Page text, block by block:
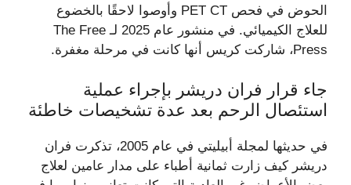
الحوض في فحص PET CT وأوصوا لاحقًا بالخضوع
للعلاج الكيميائي. في منشور عام 2025 لـ The Free
Press، شاركت كريس أنها كانت في مرحلة مغفرة.
جاء قرار فران دريشر بإجراء عملية
استئصال الرحم بعد عدة تشخيصات خاطئة
في حديثها لمجلة أبيليتي في عام 2005، تذكرت فران
دريشر كيف زارت ثمانية أطباء على مدار عامين لعلاج